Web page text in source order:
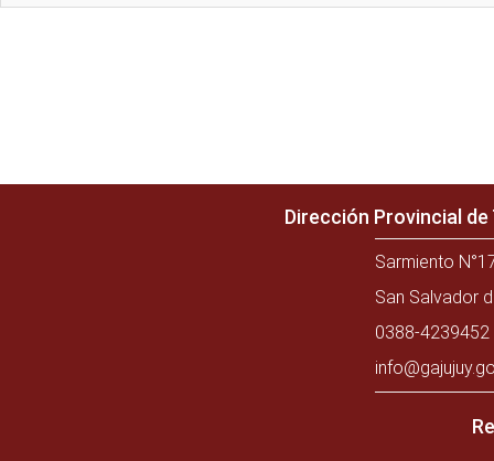
Dirección Provincial
Sarmiento
San Salvador
0388-